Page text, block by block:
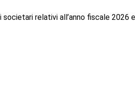
relativi all’anno fiscale 2026